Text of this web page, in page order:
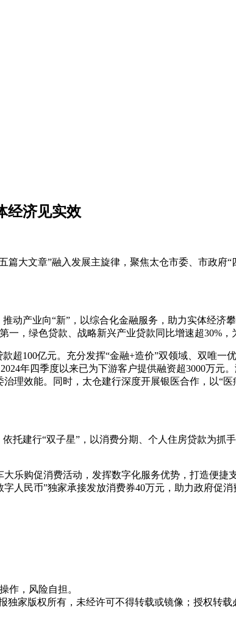
经济见实效
大文章”融入发展主旋律，聚焦太仓市委、市政府
动产业向“新”，以综合化金融服务，助力实体经济
，绿色贷款、战略新兴产业贷款同比增速超30%，
超100亿元。充分发挥“金融+造价”双领域、双唯一
年四季度以来已为下游客户提供融资超3000万元
理效能。同时，太仓建行深度开展银医合作，以“
托建行“双子星”，以消费分期、个人住房贷款为
乐购促消费活动，发挥数字化服务优势，打造便
人民币”独家承接发放消费券40万元，助力政府促
作，风险自担。
家版权所有，未经许可不得转载或镜像；授权转载